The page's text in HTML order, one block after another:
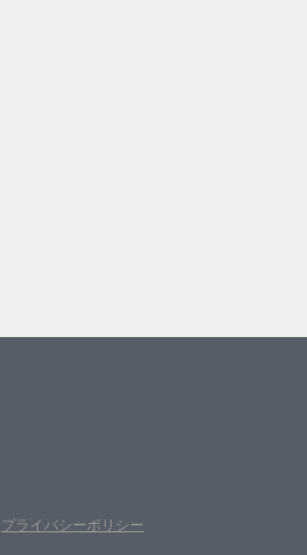
プライバシーポリシー